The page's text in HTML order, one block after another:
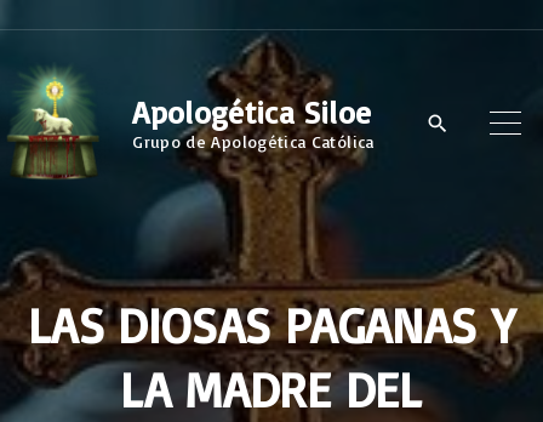
p
o
n
Apologética Siloe
Grupo de Apologética Católica
LAS DIOSAS PAGANAS Y
LA MADRE DEL